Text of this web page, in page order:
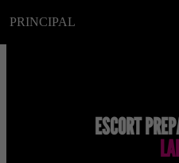
PRINCIPAL
ESCORT